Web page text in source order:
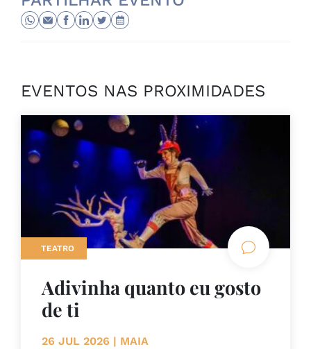
EVENTOS NAS PROXIMIDADES
TEATRO
Adivinha quanto eu gosto
de ti
26 JUL 2026 | MAIA